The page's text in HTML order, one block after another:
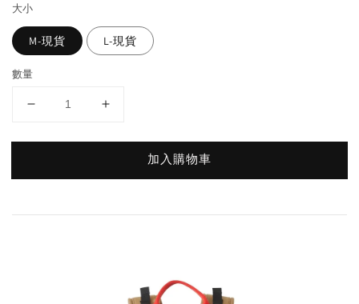
大小
M-現貨 L-現貨
數量
加入購物車